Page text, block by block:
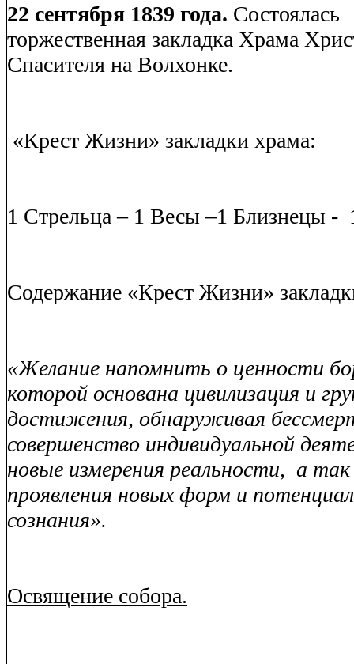
22 сентября 1839 года. Состоялась
торжественная закладка Храма
Спасителя на Волхонке.
«Крест Жизни» закладки храма:
1 Стрельца – 1 Весы –1 Близнецы -
Содержание «Крест Жизни»
«Желание напомнить о ценности
которой основана цивилизация и
достижения, обнаруживая
совершенство индивидуальной
новые измерения реальности, а
проявления новых форм и
сознания».
Освящение собора.